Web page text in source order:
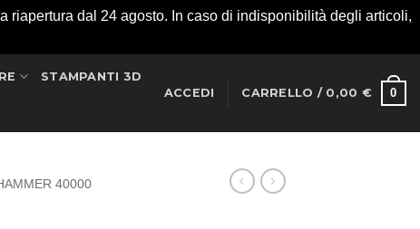
riapertura dal 24 agosto. In caso di indisponibilità degli articoli,
STAMPANTI 3D
ACCEDI CARRELLO / 0,00 € 0
40000